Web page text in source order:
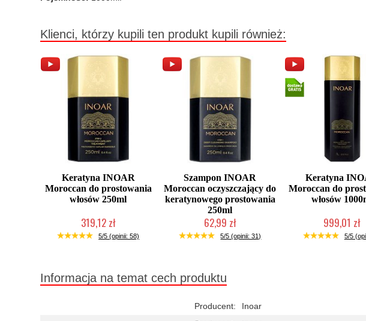
Klienci, którzy kupili ten produkt kupili również:
Keratyna INOAR
Moroccan do prostowania
włosów 250ml
319,12 zł
Duża ilość (wysyłka w 24h)
5/5 (opinii: 58)
Szampon INOAR
Moroccan oczyszczający do
keratynowego prostowania
250ml
62,99 zł
Duża ilość (wysyłka w 24h)
5/5 (opinii: 31)
Keratyna
Moroccan do
włosów
999,01 zł
Mała ilość (wysyłka
5/5
Informacja na temat cech produktu
Producent:
Inoar